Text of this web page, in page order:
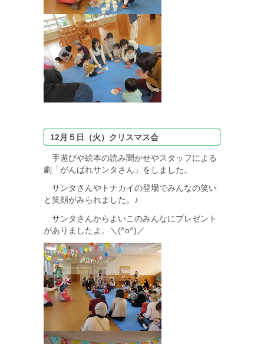
12月５日（火）クリスマス会
手遊びや絵本の読み聞かせやスタッフによる
劇「がんばれサンタさん」をしました。
サンタさんやトナカイの登場でみんなの笑い
と笑顔がみられました。♪
サンタさんからよいこのみんなにプレゼント
がありましたよ。＼(^o^)／